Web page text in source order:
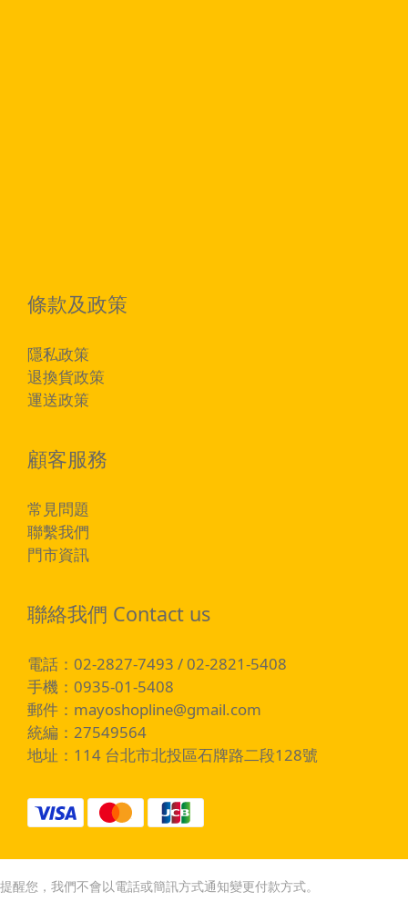
條款及政策
隱私政策
退換貨政策
運送政策
顧客服務
常見問題
聯繫我們
門市資訊
聯絡我們 Contact us
電話：02-2827-7493 / 02-2821-5408
手機：0935-01-5408
郵件： mayoshopline@gmail.com
統編：27549564
地址：114 台北市北投區石牌路二段128號
提醒您，我們不會以電話或簡訊方式通知變更付款方式。